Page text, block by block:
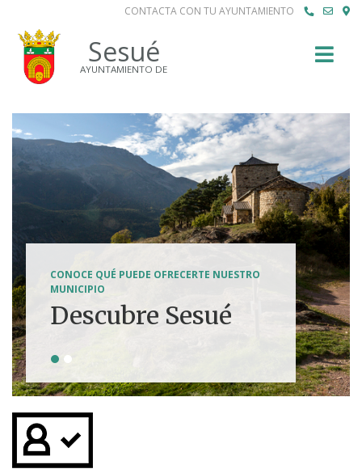
CONTACTA CON TU AYUNTAMIENTO
Sesué
AYUNTAMIENTO DE
CONOCE QUÉ PUEDE OFRECERTE NUESTRO
MUNICIPIO
Descubre Sesué
Tierra de
aventuras